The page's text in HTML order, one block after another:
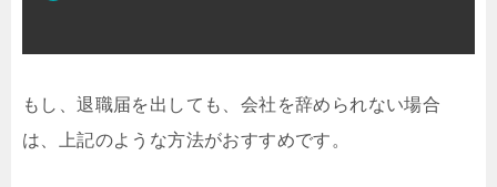
もし、退職届を出しても、会社を辞められない場合
は、上記のような方法がおすすめです。